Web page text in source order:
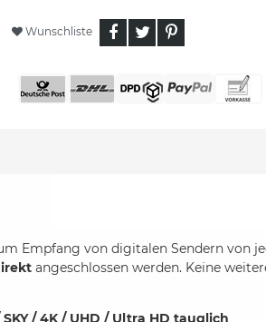
Wunschliste
Empfang von digitalen Sendern von
angeschlossen werden. Keine
SKY / 4K / UHD / Ultra HD tauglich